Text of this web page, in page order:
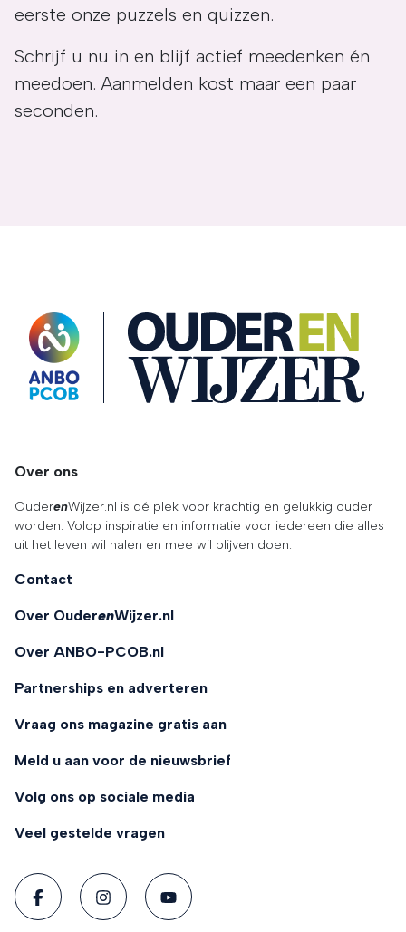
eerste onze puzzels en quizzen.
Schrijf u nu in en blijf actief meedenken én
meedoen. Aanmelden kost maar een paar
seconden.
OuderENwijzer
Over ons
OuderenWijzer.nl is dé plek voor krachtig en gelukkig ouder
worden. Volop inspiratie en informatie voor iedereen die alles
uit het leven wil halen en mee wil blijven doen.
Contact
Over OuderenWijzer.nl
Over ANBO-PCOB.nl
Partnerships en adverteren
Vraag ons magazine gratis aan
Meld u aan voor de nieuwsbrief
Volg ons op sociale media
Veel gestelde vragen